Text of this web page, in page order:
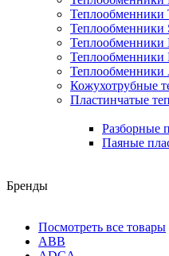
Теплообменники
Теплообменники
Теплообменники
Теплообменники
Теплообменники
Кожухотрубные
Пластинчатые
Разборные
Паяные
Бренды
Посмотреть все товары
ABB